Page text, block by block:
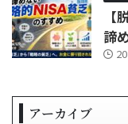
諦
アーカイブ